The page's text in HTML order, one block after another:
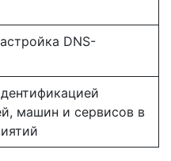
DNS-
машин и сервисов в